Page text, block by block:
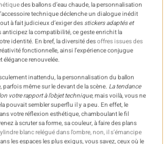
des ballons d’eau chaude, la personnalisation
technique déclenche un dialogue inédit
à fait judicieux d’exiger des stickers adaptés et
anticipez la compatibilité, ce geste enrichit la
identité. En bref, la diversité desoffres issues des
fonctionnelle, ainsi l’expérience conjugue
renouvelée.
inattendu, la personnalisation du ballon
parfois même sur le devant de la scène. La tendance
votre rapport à l’objet technique, mais voilà, vous ne
pouvait sembler superflu il y a peu. En effet, le
votre réflexion esthétique, chamboulant le fil
à scruter sa forme, sa couleur, à faire des plans
blanc relégué dans l’ombre, non, il s’émancipe
les espaces les plus exigus, vous savez, ceux où le